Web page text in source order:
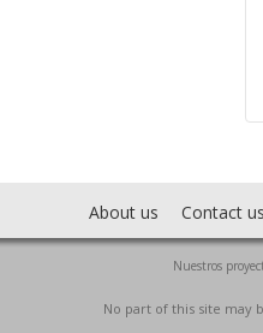
About us Contact us
Nuestros
No part of this site may